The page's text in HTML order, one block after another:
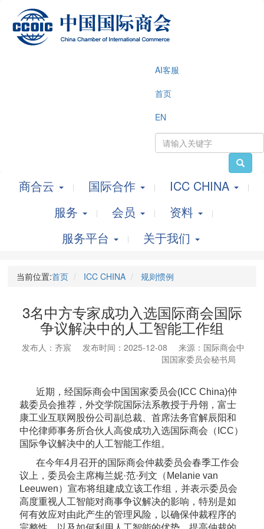
AI客服
首页
EN
商合云 国际合作
ICC CHINA
服务
会员
资料
服务平台
关于我们
当前位置:首页 ICC CHINA 规则惯例
3名中方专家成功入选国际商会国际
争议解决中的人工智能工作组
发布人：齐宸 发布时间：2025-12-08
来源：国际商会中
国国家委员会秘书局
近期，经国际商会中国国家委员会(ICC China)仲
裁委员会推荐，外交学院国际法系教授于丹翎，富士
康工业互联网股份公司副总裁、首席法务官解辰阳和
中伦律师事务所合伙人高俊成功入选国际商会（ICC）
国际争议解决中的人工智能工作组。
在今年4月召开的国际商会仲裁委员会春季工作会
议上，委员会主席梅兰妮·范·列文（Melanie van
Leeuwen）宣布将组建成立该工作组，并表示委员会
高度重视人工智能对商事争议解决的影响，特别是如
何有效应对由此产生的管理风险，以确保仲裁程序的